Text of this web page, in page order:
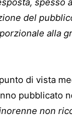
del
alla
di vista
pubblicato
non